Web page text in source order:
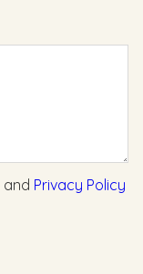
and Privacy Policy